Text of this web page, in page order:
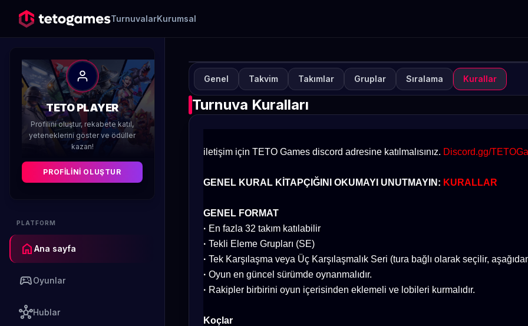
TurnuvalarKurumsal
TETO PLAYER
Profilini oluştur, rekabete katıl,
yeteneklerini göster ve ödüller
kazan!
PROFILINI OLUŞTUR
PLATFORM
home Ana sayfa
sports_esportsOyunlar
hubHublar
TURNUVA KAPALI
TETO Games Always-ON
Düzenleyen TETO
Genel Takvim Takımlar Gruplar Sıralama Kurallar
Turnuva Kuralları
iletişim için TETO Games discord adresine katılmalısınız. Discord.gg/
GENEL KURAL KİTAPÇIĞINI OKUMAYI UNUTMAYIN: KURALLAR
GENEL FORMAT
· En fazla 32 takım katılabilir
· Tekli Eleme Grupları (SE)
· Tek Karşılaşma veya Üç Karşılaşmalık Seri (tura bağlı olarak seçilir,
· Oyun en güncel sürümde oynanmalıdır.
· Rakipler birbirini oyun içerisinden eklemeli ve lobileri kurmalıdır.
Koçlar